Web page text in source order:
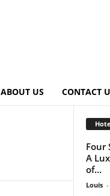
ABOUT US CONTACT
Four
A
of...
Louis -